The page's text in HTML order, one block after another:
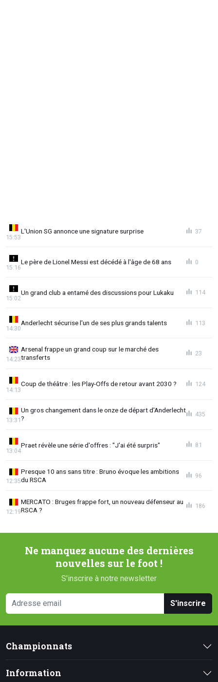
L'Union SG annonce une signature surprise
15:53
37
Le père de Lionel Messi est décédé à l'âge de 68 ans
15:16
0
Un grand club a entamé des discussions pour Lukaku
15:02
114
Anderlecht sécurise l'un de ses plus grands talents
14:30
113
Arsenal frappe un grand coup sur le marché des
transferts
14:23
23
Coup de théâtre : les Play-Offs de retour avant 2030 ?
14:13
124
Un gros changement dans le onze de départ d'Anderlecht
?
13:31
435
Praet révèle une série d'offres : "J'ai été surpris"
13:04
81
Presque 10 ans sans titre : Bruno évoque les ambitions
du RSCA
12:35
96
MERCATO : Bruges frappe fort, un nouveau défenseur au
RSCA ?
12:19
186
Ne manquez aucune des dernières
nouvelles sur le foot !
S'inscrire à notre newsletter
S'inscrire
Championnats
Information